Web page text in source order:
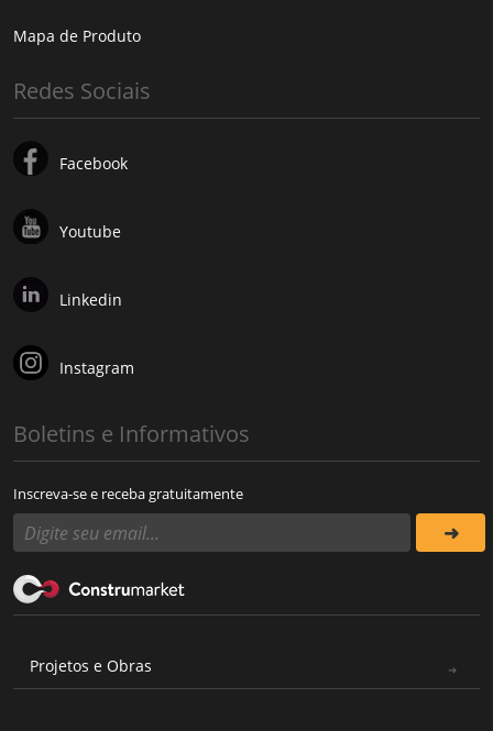
Mapa de Produto
Redes Sociais
Facebook
Youtube
Linkedin
Instagram
Boletins e Informativos
Inscreva-se e receba gratuitamente
Projetos e Obras